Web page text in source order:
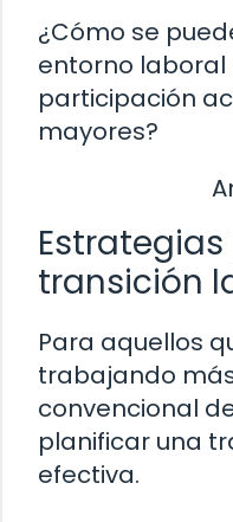
¿Cómo se
entorno laboral
participación
mayores?
transición
Para aquellos
trabajando
convencional
planificar una
efectiva.